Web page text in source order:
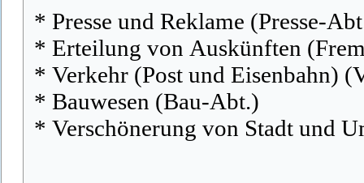
* Presse und Reklame (Presse-
* Erteilung von Auskünften
* Verkehr (Post und Eisenbahn)
* Bauwesen (Bau-Abt.)
* Verschönerung von Stadt und